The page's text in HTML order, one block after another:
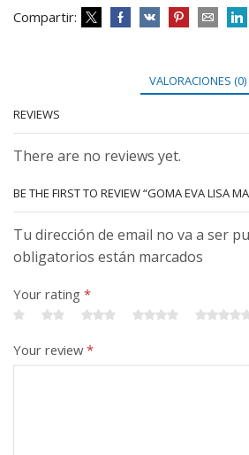
Compartir:
VALORACIONES (0)
REVIEWS
There are no reviews yet.
BE THE FIRST TO REVIEW “GOMA EVA LISA
Tu dirección de email no va a ser
obligatorios están marcados
Your rating *
Your review*